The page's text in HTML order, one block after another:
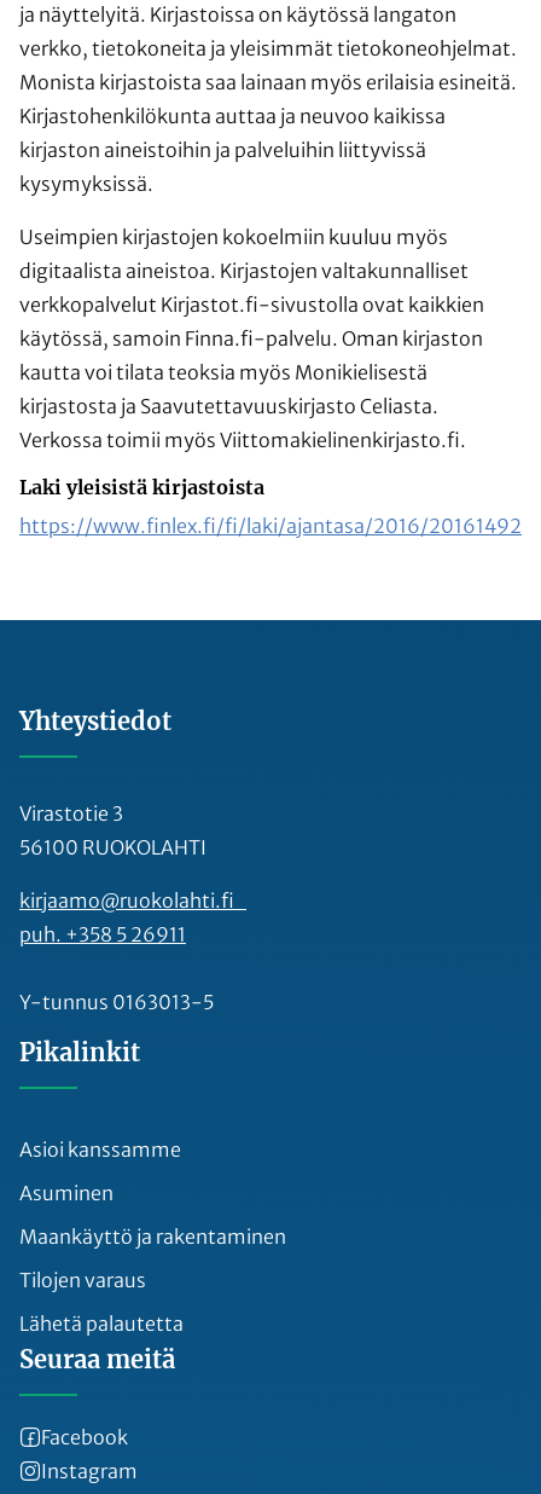
ja näyttelyitä. Kirjastoissa on käytössä langaton
verkko, tietokoneita ja yleisimmät tietokoneohjelmat.
Monista kirjastoista saa lainaan myös erilaisia esineitä.
Kirjastohenkilökunta auttaa ja neuvoo kaikissa
kirjaston aineistoihin ja palveluihin liittyvissä
kysymyksissä.
Useimpien kirjastojen kokoelmiin kuuluu myös
digitaalista aineistoa. Kirjastojen valtakunnalliset
verkkopalvelut Kirjastot.fi-sivustolla ovat kaikkien
käytössä, samoin Finna.fi-palvelu. Oman kirjaston
kautta voi tilata teoksia myös Monikielisestä
kirjastosta ja Saavutettavuuskirjasto Celiasta.
Verkossa toimii myös Viittomakielinenkirjasto.fi.
Laki yleisistä kirjastoista
https://www.finlex.fi/fi/laki/ajantasa/2016/20161492
Yhteystiedot
Virastotie 3
56100 RUOKOLAHTI
kirjaamo@ruokolahti.fi
puh. +358 5 26911
Y-tunnus 0163013-5
Pikalinkit
Asioi kanssamme
Asuminen
Maankäyttö ja rakentaminen
Tilojen varaus
Lähetä palautetta
Seuraa meitä
Facebook
Instagram